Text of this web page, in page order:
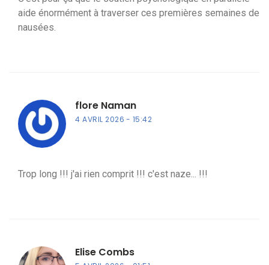
aide énormément à traverser ces premières semaines de
nausées.
flore Naman
4 AVRIL 2026 15:42
Trop long !!! j'ai rien comprit !!! c'est naze... !!!
Elise Combs